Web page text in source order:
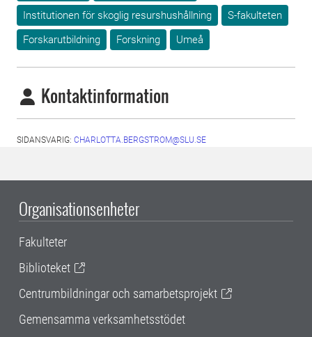
Institutionen för skoglig resurshushållning
S-fakulteten
Forskarutbildning
Forskning Umeå
Kontaktinformation
SIDANSVARIG: CHARLOTTA.BERGSTROM@SLU.SE
Organisationsenheter
Fakulteter
Biblioteket
Centrumbildningar och samarbetsprojekt
Gemensamma verksamhetsstödet